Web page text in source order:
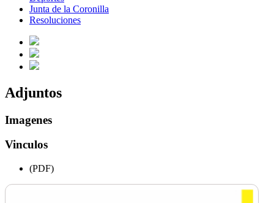
Junta de la Coronilla
Resoluciones
Adjuntos
Imagenes
Vinculos
(PDF)